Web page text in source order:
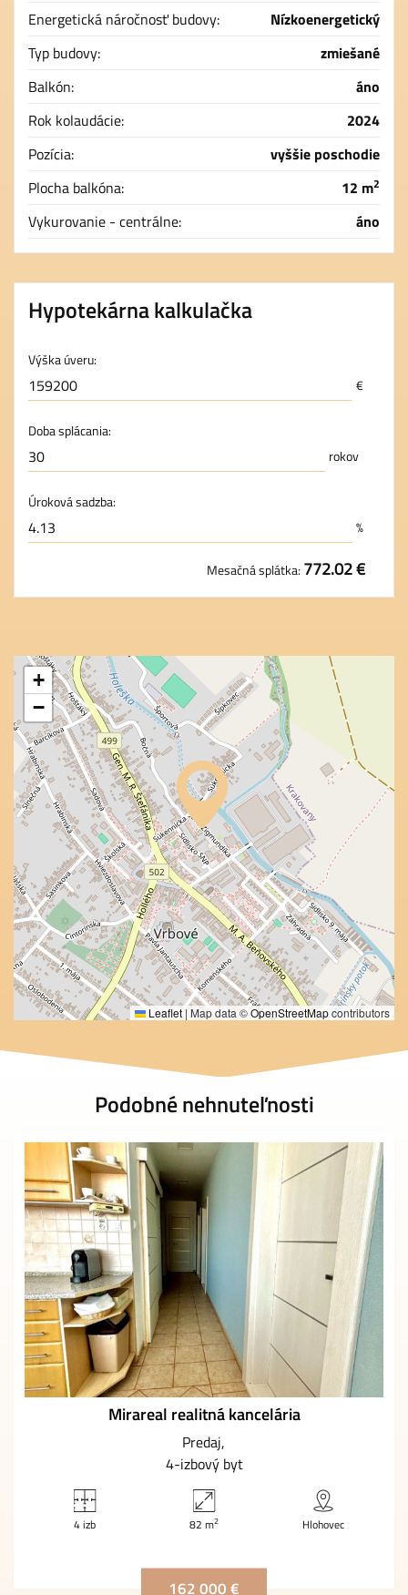
Energetická náročnosť budovy:
Nízkoenergetický
Typ budovy:
zmiešané
Balkón:
áno
Rok kolaudácie:
2024
Pozícia:
vyššie poschodie
Plocha balkóna:
12 m2
Vykurovanie - centrálne: áno
Hypotekárna kalkulačka
Výška úveru:
€
Doba splácania:
rokov
Úroková sadzba:
%
Mesačná splátka: 772.02 €
+
−
Leaflet | Map data ©OpenStreetMapcontributors
Podobné nehnuteľnosti
Mirareal realitná kancelária
Predaj
4-izbový byt
4 izb 82 m2 Hlohovec
162 000 €